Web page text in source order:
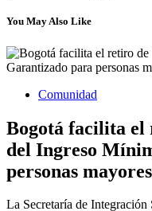
You May Also Like
Comunidad
Bogotá facilita el
del Ingreso
personas mayores
La Secretaría de Integración